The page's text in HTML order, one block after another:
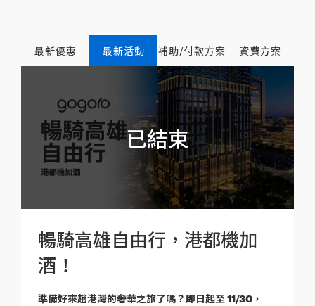
最新優惠 最新活動 補助/付款方案 資費方案
暢騎高雄自由行，港都機加
酒！
準備好來趟港灣的奢華之旅了嗎？即日起至 11/30，